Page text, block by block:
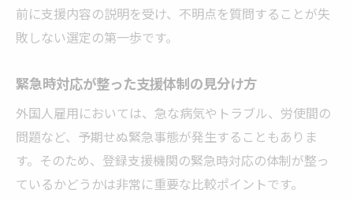
前に支援内容の説明を受け、不明点を質問することが失
敗しない選定の第一歩です。
緊急時対応が整った支援体制の見分け方
外国人雇用においては、急な病気やトラブル、労使間の
問題など、予期せぬ緊急事態が発生することもありま
す。そのため、登録支援機関の緊急時対応の体制が整っ
ているかどうかは非常に重要な比較ポイントです。